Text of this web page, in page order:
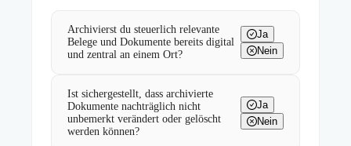
Archivierst du steuerlich relevante
Belege und Dokumente bereits digital
und zentral an einem Ort?
Ja
Nein
Ist sichergestellt, dass archivierte
Dokumente nachträglich nicht
unbemerkt verändert oder gelöscht
werden können?
Ja
Nein